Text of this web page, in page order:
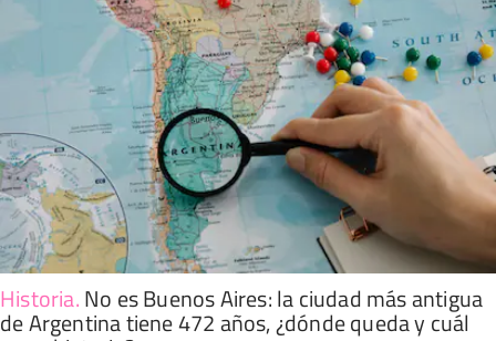
Historia.No es Buenos Aires: la ciudad más antigua
de Argentina tiene 472 años, ¿dónde queda y cuál